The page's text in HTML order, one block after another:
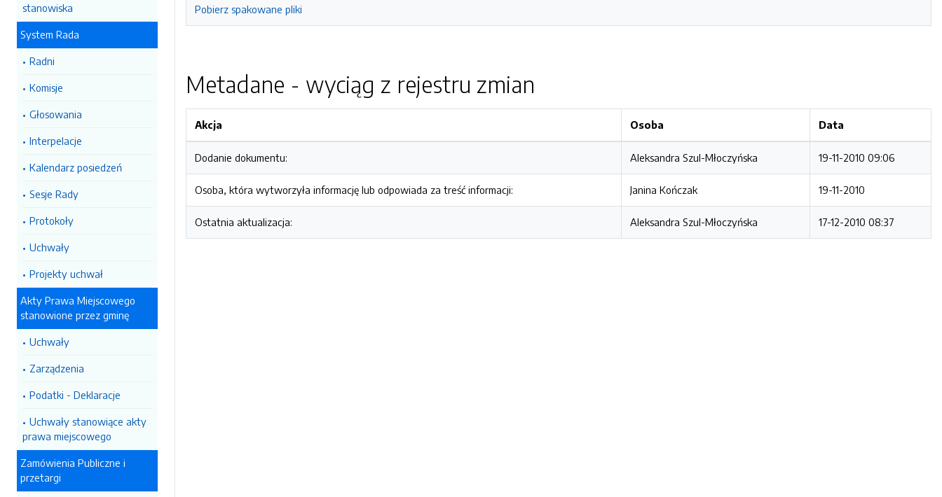
stanowiska
System Rada
Radni
Komisje
Głosowania
Interpelacje
Kalendarz posiedzeń
Sesje Rady
Protokoły
Uchwały
Projekty uchwał
Akty Prawa Miejscowego
stanowione przez gminę
Uchwały
Zarządzenia
Podatki - Deklaracje
Uchwały stanowiące akty
prawa miejscowego
Zamówienia Publiczne i
przetargi
Pobierz spakowane pliki
Metadane - wyciąg z rejestru zmian
Akcja Osoba Data
Dodanie dokumentu: Aleksandra Szul-Młoczyńska 19-11-2010 09:06
Osoba, która wytworzyła informację lub odpowiada za treść informacji: Janina Kończak 19-11-2010
Ostatnia aktualizacja: Aleksandra Szul-Młoczyńska 17-12-2010 08:37